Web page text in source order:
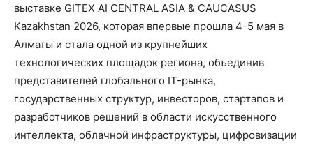
выставке GITEX AI CENTRAL ASIA & CAUCASUS
Kazakhstan 2026, которая впервые прошла 4-5 мая в
Алматы и стала одной из крупнейших
технологических площадок региона, объединив
представителей глобального IT-рынка,
государственных структур, инвесторов, стартапов и
разработчиков решений в области искусственного
интеллекта, облачной инфраструктуры, цифровизации